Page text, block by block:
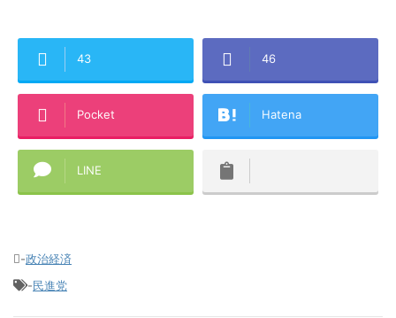
43 46
Pocket Hatena
LINE
-政治経済
-民進党